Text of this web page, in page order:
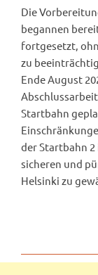
Die
begannen
fortgesetzt,
zu
Ende August
Startbahn
der Startbahn
sicheren und
Helsinki zu